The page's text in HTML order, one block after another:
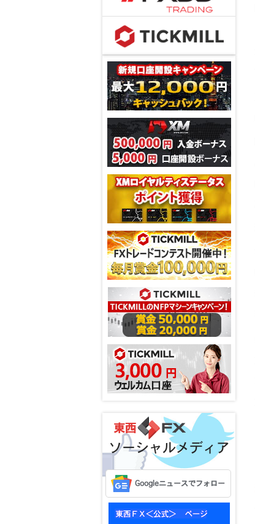
ソーシャルメディア
Googleニュースでフォロー